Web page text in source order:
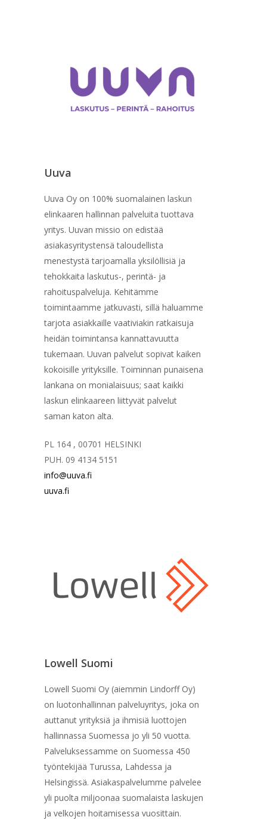
Uuva
Uuva Oy on 100% suomalainen laskun
elinkaaren hallinnan palveluita tuottava
yritys. Uuvan missio on edistää
asiakasyritystensä taloudellista
menestystä tarjoamalla yksilöllisiä ja
tehokkaita laskutus-, perintä- ja
rahoituspalveluja. Kehitämme
toimintaamme jatkuvasti, sillä haluamme
tarjota asiakkaille vaativiakin ratkaisuja
heidän toimintansa kannattavuutta
tukemaan. Uuvan palvelut sopivat kaiken
kokoisille yrityksille. Toiminnan punaisena
lankana on monialaisuus; saat kaikki
laskun elinkaareen liittyvät palvelut
saman katon alta.
PL 164 , 00701 HELSINKI
PUH. 09 4134 5151
info@uuva.fi
uuva.fi
Lowell Suomi
Lowell Suomi Oy (aiemmin Lindorff Oy)
on luotonhallinnan palveluyritys, joka on
auttanut yrityksiä ja ihmisiä luottojen
hallinnassa Suomessa jo yli 50 vuotta.
Palveluksessamme on Suomessa 450
työntekijää Turussa, Lahdessa ja
Helsingissä. Asiakaspalvelumme palvelee
yli puolta miljoonaa suomalaista laskujen
ja velkojen hoitamisessa vuosittain.